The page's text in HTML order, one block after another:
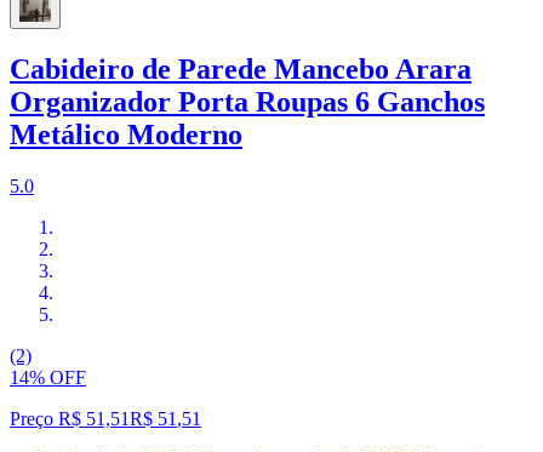
Cabideiro de Parede Mancebo Arara
Organizador Porta Roupas 6 Ganchos
Metálico Moderno
5.0
(2)
14% OFF
Preço R$ 51,51R$ 51 ,51